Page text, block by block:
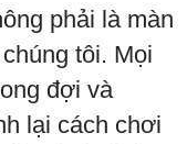
phải là màn
tôi. Mọi
đợi và
lại cách chơi